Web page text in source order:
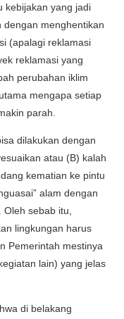
kebijakan yang jadi
menghentikan
(apalagi reklamasi
reklamasi yang
perubahan iklim
mengapa setiap
parah.
dilakukan dengan
atau (B) kalah
kematian ke pintu
alam dengan
sebab itu,
lingkungan harus
Pemerintah mestinya
lain) yang jelas
di belakang